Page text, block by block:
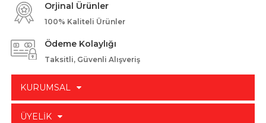
Orjinal Ürünler
100% Kaliteli Ürünler
Ödeme Kolaylığı
Taksitli, Güvenli Alışveriş
KURUMSAL
ÜYELİK